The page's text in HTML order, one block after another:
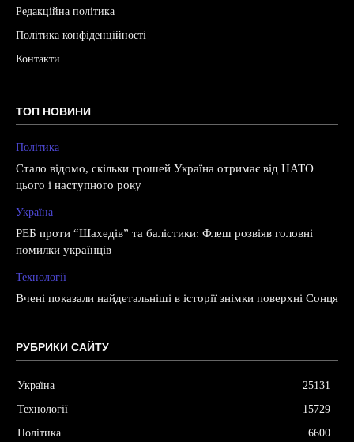
Редакційна політика
Політика конфіденційності
Контакти
ТОП НОВИНИ
Політика
Стало відомо, скільки грошей Україна отримає від НАТО
цього і наступного року
Україна
РЕБ проти “Шахедів” та балістики: Флеш розвіяв головні
помилки українців
Технології
Вчені показали найдетальніші в історії знімки поверхні Сонця
РУБРИКИ САЙТУ
Україна
25131
Технології
15729
Політика
6600